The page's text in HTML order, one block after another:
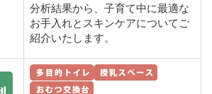
分析結果から、子育て中に最適な
お手入れとスキンケアについてご
紹介いたします。